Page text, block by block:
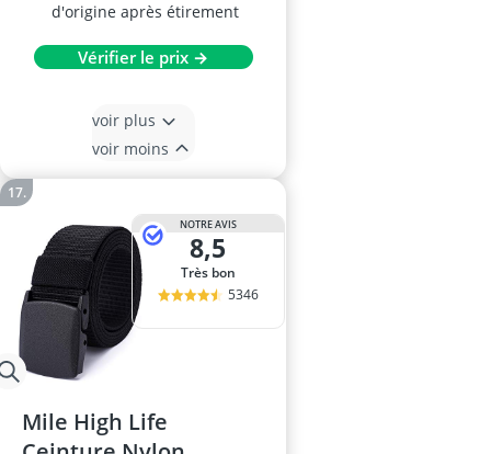
d'origine après étirement
Vérifier le prix →
voir plus
voir moins
NOTRE AVIS
8,5
Très bon
5346
Mile High Life